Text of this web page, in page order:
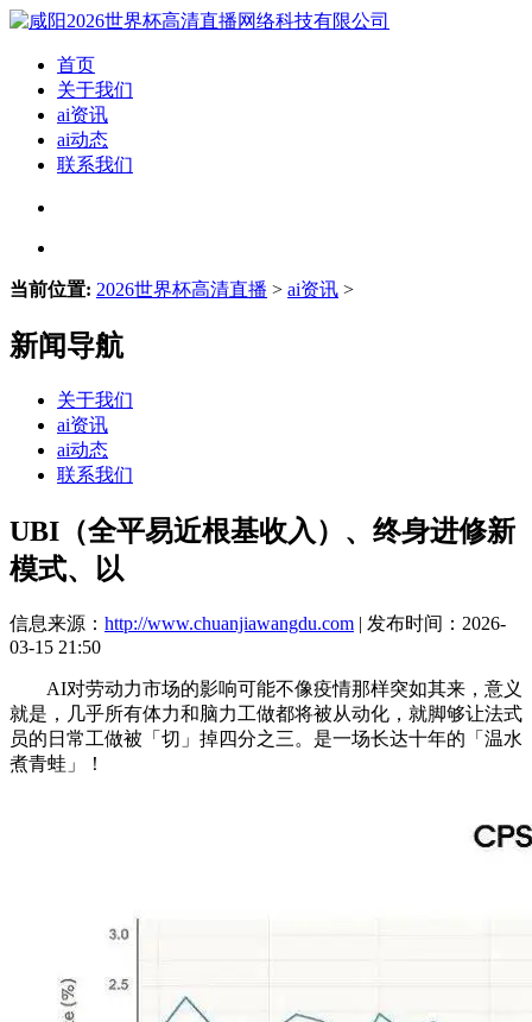
首页
关于我们
ai资讯
ai动态
联系我们
当前位置: 2026世界杯高清直播 > ai资讯 >
新闻导航
关于我们
ai资讯
ai动态
联系我们
UBI（全平易近根基收入）、终身进修新
模式、以
信息来源： http://www.chuanjiawangdu.com | 发布时间：2026-
03-15 21:50
AI对劳动力市场的影响可能不像疫情那样突如其来，意义
就是，几乎所有体力和脑力工做都将被从动化，就脚够让法式
员的日常工做被「切」掉四分之三。是一场长达十年的「温水
煮青蛙」！